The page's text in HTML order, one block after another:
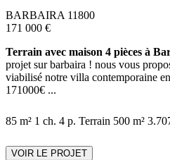
BARBAIRA 11800
171 000 €
Terrain avec maison 4 pièces à
projet sur barbaira ! nous vous
viabilisé notre villa contemporaine
171000€ ...
85 m² 1 ch. 4 p. Terrain 500 m²
VOIR LE PROJET